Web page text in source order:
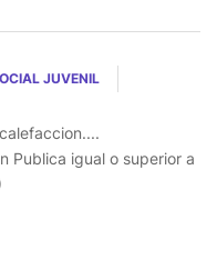
JUVENIL
Publica igual o superior a